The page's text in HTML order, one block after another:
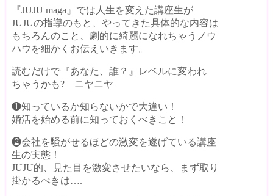
『JUJU maga』では 人生を変えた講座生が
JUJUの指導のもと、 やってきた具体的な内容は
もちろんのこと、 劇的に綺麗になれちゃうノウ
ハウを細かくお伝えいきます。
読むだけで『あなた、誰？』
レベルに変われ
ちゃうかも? ニヤニヤ
❶知っているか知らないかで大違い！
婚活を始める前に知っておくべきこと！
❷会社を騒がせるほどの激変を遂げている講座
生の実態！
JUJU的、見た目を激変させたいなら、
まず取り
掛かるべきは….